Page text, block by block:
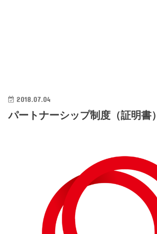
2018.07.04
パートナーシップ制度（証明書）